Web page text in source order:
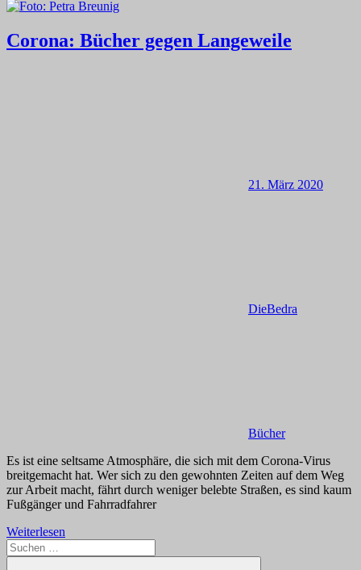
Corona: Bücher gegen Langeweile
21. März 2020
DieBedra
Bücher
Es ist eine seltsame Atmosphäre, die sich mit dem Corona-Virus
breitgemacht hat. Wer sich zu den gewohnten Zeiten auf dem Weg
zur Arbeit macht, fährt durch weniger belebte Straßen, es sind kaum
Fußgänger und Fahrradfahrer
Weiterlesen
Suchen
nach: